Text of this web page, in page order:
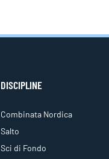
DISCIPLINE
Combinata Nordica
Salto
Sci di Fondo